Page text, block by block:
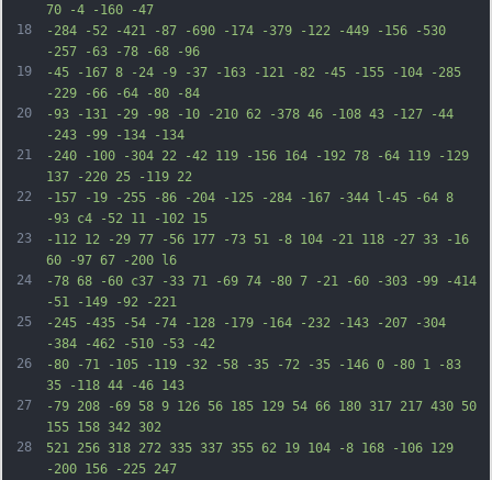
18
19
20
21
22
23
24
25
26
27
28
70 -4 -160 -47
-284 -52 -421 -87 -690 -174 -379 -122 -449 -156 -530
-257 -63 -78 -68 -96
-45 -167 8 -24 -9 -37 -163 -121 -82 -45 -155 -104 -285
-229 -66 -64 -80 -84
-93 -131 -29 -98 -10 -210 62 -378 46 -108 43 -127 -44
-243 -99 -134 -134
-240 -100 -304 22 -42 119 -156 164 -192 78 -64 119 -129
137 -220 25 -119 22
-157 -19 -255 -86 -204 -125 -284 -167 -344 l-45 -64 8
-93 c4 -52 11 -102 15
-112 12 -29 77 -56 177 -73 51 -8 104 -21 118 -27 33 -16
60 -97 67 -200 l6
-78 68 -60 c37 -33 71 -69 74 -80 7 -21 -60 -303 -99 -414
-51 -149 -92 -221
-245 -435 -54 -74 -128 -179 -164 -232 -143 -207 -304
-384 -462 -510 -53 -42
-80 -71 -105 -119 -32 -58 -35 -72 -35 -146 0 -80 1 -83
35 -118 44 -46 143
-79 208 -69 58 9 126 56 185 129 54 66 180 317 217 430 50
155 158 342 302
521 256 318 272 335 337 355 62 19 104 -8 168 -106 129
-200 156 -225 247